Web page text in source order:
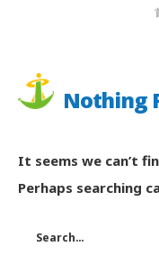
Nothing
It seems we can’t
Perhaps searching